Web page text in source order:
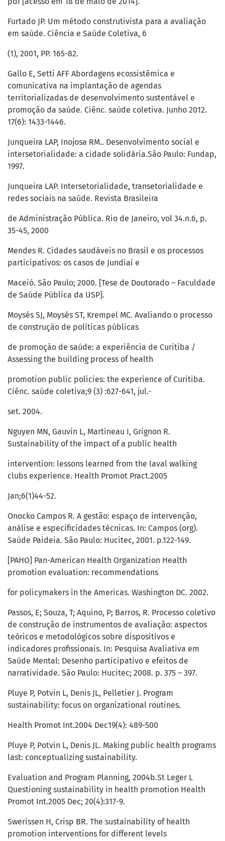
Furtado JP. Um método construtivista para a avaliação
em saúde. Ciência e Saúde Coletiva, 6
(1), 2001, PP. 165-82.
Gallo E, Setti AFF Abordagens ecossistêmica e
comunicativa na implantação de agendas
territorializadas de desenvolvimento sustentável e
promoção da saúde. Ciênc. saúde coletiva. Junho 2012.
17(6): 1433-1446.
Junqueira LAP, Inojosa RM.. Desenvolvimento social e
intersetorialidade: a cidade solidária.São Paulo: Fundap,
1997.
Junqueira LAP. Intersetorialidade, transetorialidade e
redes sociais na saúde. Revista Brasileira
de Administração Pública. Rio de Janeiro, vol 34.n.6, p.
35-45, 2000
Mendes R. Cidades saudáveis no Brasil e os processos
participativos: os casos de Jundiaí e
Maceió. São Paulo; 2000. [Tese de Doutorado – Faculdade
de Saúde Pública da USP].
Moysés SJ, Moysés ST, Krempel MC. Avaliando o processo
de construçäo de políticas públicas
de promoçäo de saúde: a experiência de Curitiba /
Assessing the building process of health
promotion public policies: the experience of Curitiba.
Ciênc. saúde coletiva;9 (3) :627-641, jul.-
set. 2004.
Nguyen MN, Gauvin L, Martineau I, Grignon R.
Sustainability of the impact of a public health
intervention: lessons learned from the laval walking
clubs experience. Health Promot Pract.2005
Jan;6(1)44-52.
Onocko Campos R. A gestão: espaço de intervenção,
análise e especificidades técnicas. In: Campos (org).
Saúde Paideia. São Paulo: Hucitec, 2001. p.122-149.
[PAHO] Pan-American Health Organization Health
promotion evaluation: recommendations
for policymakers in the Americas. Washington DC. 2002.
Passos, E; Souza, T; Aquino, P; Barros, R. Processo coletivo
de construção de instrumentos de avaliação: aspectos
teóricos e metodológicos sobre dispositivos e
indicadores profissionais. In: Pesquisa Avaliativa em
Saúde Mental: Desenho participativo e efeitos de
narratividade. São Paulo: Hucitec; 2008. p. 375 – 397.
Pluye P, Potvin L, Denis JL, Pelletier J. Program
sustainability: focus on organizational routines.
Health Promot Int.2004 Dec19(4): 489-500
Pluye P, Potvin L, Denis JL. Making public health programs
last: conceptualizing sustainability.
Evaluation and Program Planning, 2004b.St Leger L
Questioning sustainability in health promotion Health
Promot Int.2005 Dec; 20(4):317-9.
Swerissen H, Crisp BR. The sustainability of health
promotion interventions for different levels